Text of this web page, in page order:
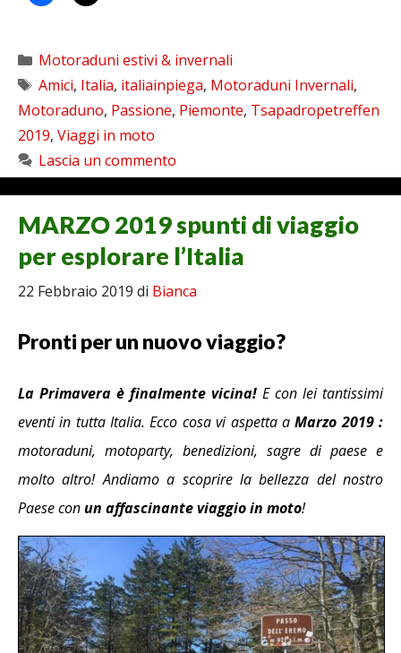
Categorie
Motoraduni estivi & invernali
Tag
Amici, Italia, italiainpiega, Motoraduni Invernali,
Motoraduno, Passione, Piemonte, Tsapadropetreffen
2019, Viaggi in moto
Lascia un commento
MARZO 2019 spunti di viaggio
per esplorare l’Italia
22 Febbraio 2019 di Bianca
Pronti per un nuovo viaggio?
La Primavera è finalmente vicina! E con lei tantissimi
eventi in tutta Italia. Ecco cosa vi aspetta aMarzo 2019 :
motoraduni, motoparty, benedizioni, sagre di paese e
molto altro! Andiamo a scoprire la bellezza del nostro
Paese conun affascinante viaggio in moto!